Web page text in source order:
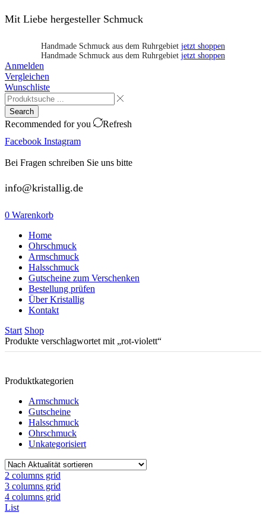
Mit Liebe hergesteller Schmuck
Handmade Schmuck aus dem Ruhrgebiet jetzt shoppen
Handmade Schmuck aus dem Ruhrgebiet jetzt shoppen
Anmelden
Vergleichen
Wunschliste
Search
Recommended for you
Refresh
Facebook Instagram
Bei Fragen schreiben Sie uns bitte
info@kristallig.de
0 Warenkorb
Home
Ohrschmuck
Armschmuck
Halsschmuck
Gutscheine zum Verschenken
Bestellung prüfen
Über Kristallig
Kontakt
Start Shop
Produkte verschlagwortet mit „rot-violett“
Produktkategorien
Armschmuck
Gutscheine
Halsschmuck
Ohrschmuck
Unkategorisiert
2 columns grid
3 columns grid
4 columns grid
List